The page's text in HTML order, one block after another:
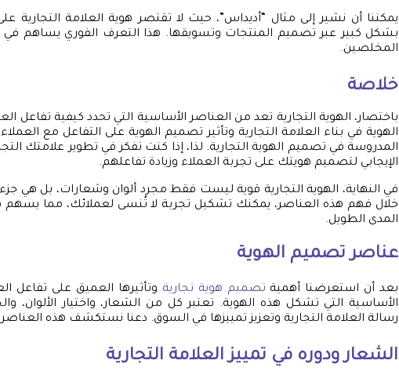
يمكننا أن نشير إلى مثال “أديداس”، حيث لا تقتصر هوية العلامة
بشكل كبير عبر تصميم المنتجات وتسويقها. هذا التعرف الفوري يساهم في
المخلصين.
خلاصة
باختصار، الهوية التجارية تعد من العناصر الأساسية التي تحدد كيفية تفاعل
الهوية في بناء العلامة التجارية وتأثير تصميم الهوية على التفاعل مع
المدروسة في تصميم الهوية التجارية. لذا، إذا كنت تفكر في تطوير علامتك
الإيجابي لتصميم هويتك على تجربة العملاء وزيادة تفاعلهم.
في النهاية، الهوية التجارية قوية ليست فقط مجرد ألوان وشعارات، بل هي
خلال فهم هذه العناصر، يمكنك تشكيل تجربة لا تُنسى لعملائك، مما يسهم
المدى الطويل.
عناصر تصميم الهوية
بعد أن استعرضنا أهمية تصميم هوية تجارية وتأثيرها العميق على تفاعل
الأساسية التي تشكل هذه الهوية. تعتبر كل من الشعار، واختيار الألوان،
رسالة العلامة التجارية وتعزيز تمييزها في السوق. دعنا نستكشف هذه
الشعار ودوره في تمييز العلامة التجارية